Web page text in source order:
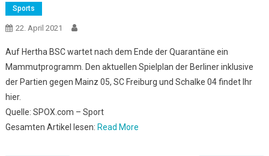
Sports
22. April 2021
Auf Hertha BSC wartet nach dem Ende der Quarantäne ein
Mammutprogramm. Den aktuellen Spielplan der Berliner inklusive
der Partien gegen Mainz 05, SC Freiburg und Schalke 04 findet Ihr
hier.
Quelle: SPOX.com – Sport
Gesamten Artikel lesen: Read More